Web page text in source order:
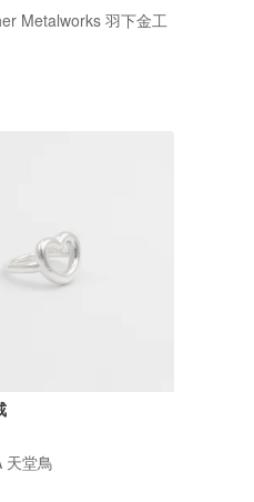
Metalworks 羽下金工
天堂鳥